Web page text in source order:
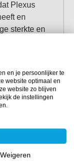
Plexus
en
sterkte en
vóór
en je persoonlijker te
website optimaal en
website zo blijven
de instellingen
Weigeren